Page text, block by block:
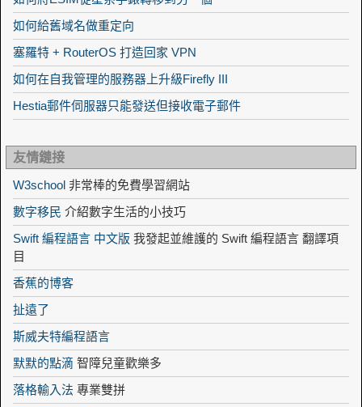
如何給舊域名做重定向
塞羅特 + RouterOS 打造回家 VPN
如何在自我管理的服務器上升級Firefly III
Hestia郵件伺服器只能發送但接收電子郵件
友情鏈接
W3school 非常棒的免費學習網站
數字移民 介紹數字生活的小技巧
Swift 編程語言 中文版 我發起並維護的 Swift 編程語言 翻譯項
目
香蕉的博客
扯遠了
斯威夫特編程語言
默默的點滴 智障兒童歡樂多
落格輸入法 專業雙拼